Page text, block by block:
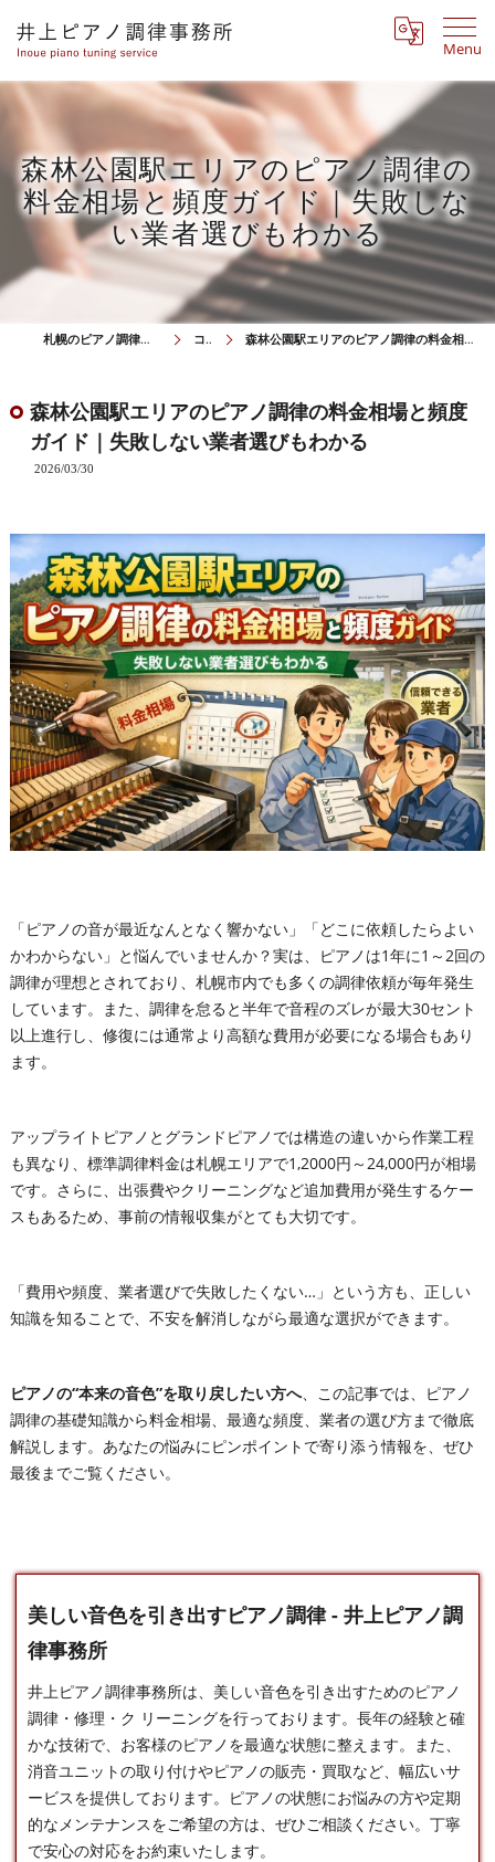
Menu
森林公園駅エリアのピアノ調律の
料金相場と頻度ガイド｜失敗しな
い業者選びもわかる
札幌のピアノ調律は井上ピアノ調律事務所 コラム 森林公園駅エリアのピアノ調律の料金相場と頻度ガイド｜失敗しない業者選びもわかる
森林公園駅エリアのピアノ調律の料金相場と頻度
ガイド｜失敗しない業者選びもわかる
2026/03/30
「ピアノの音が最近なんとなく響かない」「どこに依頼したらよい
かわからない」と悩んでいませんか？実は、ピアノは1年に1～2回の
調律が理想とされており、札幌市内でも多くの調律依頼が毎年発生
しています。また、調律を怠ると半年で音程のズレが最大30セント
以上進行し、修復には通常より高額な費用が必要になる場合もあり
ます。
アップライトピアノとグランドピアノでは構造の違いから作業工程
も異なり、標準調律料金は札幌エリアで1,2000円～24,000円が相場
です。さらに、出張費やクリーニングなど追加費用が発生するケー
スもあるため、事前の情報収集がとても大切です。
「費用や頻度、業者選びで失敗したくない…」という方も、正しい
知識を知ることで、不安を解消しながら最適な選択ができます。
ピアノの“本来の音色”を取り戻したい方へ、この記事では、ピアノ
調律の基礎知識から料金相場、最適な頻度、業者の選び方まで徹底
解説します。あなたの悩みにピンポイントで寄り添う情報を、ぜひ
最後までご覧ください。
美しい音色を引き出すピアノ調律 - 井上ピアノ調
律事務所
井上ピアノ調律事務所は、美しい音色を引き出すためのピアノ
調律・修理・ク リーニングを行っております。長年の経験と確
かな技術で、お客様のピアノを最適な状態に整えます。また、
消音ユニットの取り付けやピアノの販売・買取など、幅広いサ
ービスを提供しております。ピアノの状態にお悩みの方や定期
的なメンテナンスをご希望の方は、ぜひご相談ください。丁寧
で安心の対応をお約束いたします。